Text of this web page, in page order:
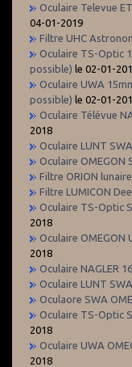
Oculaire Televue
04-01-2019
Filtre UHC
Oculaire TS-Optic
possible) le 02-01-
Oculaire UWA
possible) le 02-01-
Oculaire Télévue
2018
Oculaire LUNT
Oculaire OMEGON
Filtre ORION
Filtre LUMICON
Oculaire TS-Optic
2018
Oculaire OMEGON
2018
Oculaire NAGLER
Oculaire LUNT
Oculaore SWA
Oculaire TS-Optic
2018
Oculaire UWA
2018